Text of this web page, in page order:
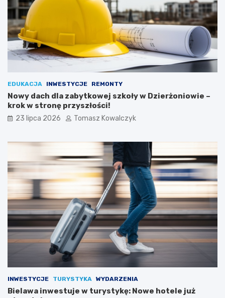
EDUKACJA INWESTYCJE REMONTY
Nowy dach dla zabytkowej szkoły w Dzierżoniowie –
krok w stronę przyszłości!
23 lipca 2026 Tomasz Kowalczyk
INWESTYCJE TURYSTYKA WYDARZENIA
Bielawa inwestuje w turystykę: Nowe hotele już